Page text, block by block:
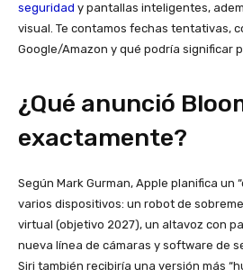
seguridad y pantallas inteligentes,
visual. Te contamos fechas tentativas,
Google/Amazon y qué podría significar
¿Qué anunció
exactamente?
Según Mark Gurman, Apple planifica un
varios dispositivos: un robot de
virtual (objetivo 2027), un altavoz con
nueva línea de cámaras y software de
Siri también recibiría una versión más